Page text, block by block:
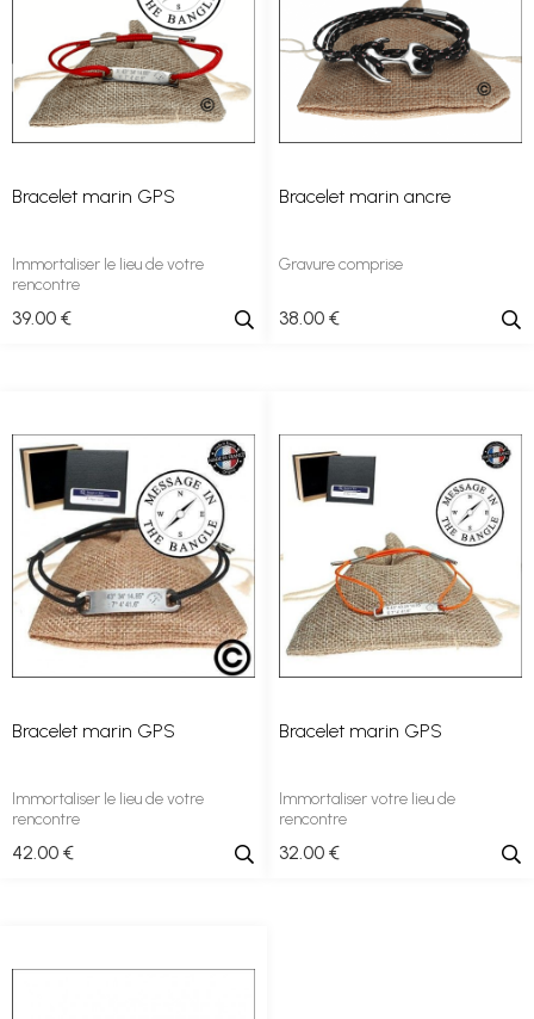
Bracelet marin GPS
Immortaliser le lieu de votre
rencontre
39.00 €
Bracelet marin ancre
Gravure comprise
38.00 €
Bracelet marin GPS
Immortaliser le lieu de votre
rencontre
42.00 €
Bracelet marin GPS
Immortaliser votre lieu de
rencontre
32.00 €